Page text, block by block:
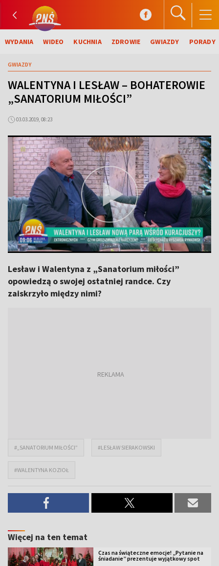
WYDANIA WIDEO KUCHNIA ZDROWIE GWIAZDY PORADY
GWIAZDY
WALENTYNA I LESŁAW – BOHATEROWIE
„SANATORIUM MIŁOŚCI”
03.03.2019, 08:23
Lesław i Walentyna z „Sanatorium miłości”
opowiedzą o swojej ostatniej randce. Czy
zaiskrzyło między nimi?
#„SANATORIUM MIŁOŚCI” #LESŁAW SIERAKOWSKI
#WALENTYNA KOZIOŁ
Więcej na ten temat
Czas na świąteczne emocje! „Pytanie na
śniadanie” prezentuje wyjątkowy spot